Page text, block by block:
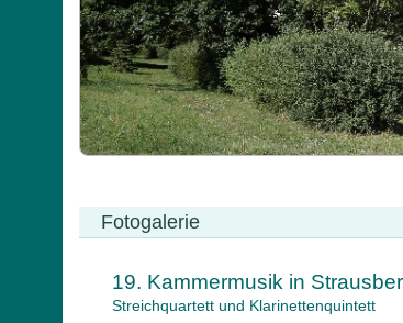
Fotogalerie
19. Kammermusik in
Streichquartett und Klarinettenquintett